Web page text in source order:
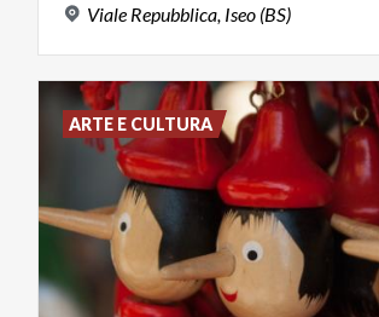
Viale Repubblica, Iseo (BS)
ARTE E CULTURA